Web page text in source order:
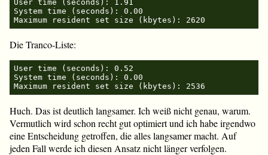
User time (seconds): 1.91
System time (seconds): 0.00
Die Tranco-Liste:
User time (seconds): 0.52
System time (seconds): 0.00
Huch. Das ist deutlich langsamer. Ich weiß nicht genau, warum.
Vermutlich wird schon recht gut optimiert und ich habe irgendwo
eine Entscheidung getroffen, die alles langsamer macht. Auf
jeden Fall werde ich diesen Ansatz nicht länger verfolgen.